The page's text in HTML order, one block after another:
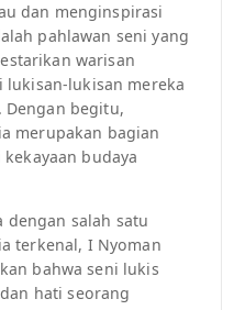
dan menginspirasi
pahlawan seni yang
warisan
lukisan-lukisan mereka
Dengan begitu,
merupakan bagian
budaya
dengan salah satu
terkenal, I Nyoman
bahwa seni lukis
hati seorang